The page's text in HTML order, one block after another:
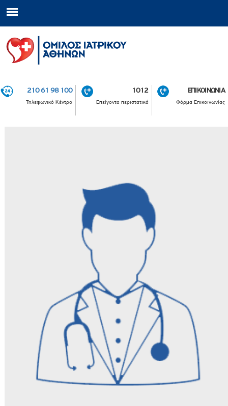
210 61 98 100
Τηλεφωνικό Κέντρο
1012
Επείγοντα περιστατικά
ΕΠΙΚΟΙΝΩΝΙΑ
Φόρμα Επικοινωνίας